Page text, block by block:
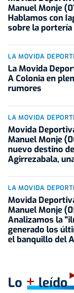
Manuel Monje
Hablamos con
sobre la
LA MOVIDA
La Movida
A Colonia en
rumores
LA MOVIDA
Movida
Manuel Monje
nuevo destino
Agirrezabala,
LA MOVIDA
Movida
Manuel Monje
Analizamos la
generado los
el banquillo del
Lo +leído